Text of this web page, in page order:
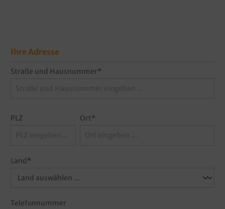
Ihre Adresse
Straße und Hausnummer*
PLZ Ort*
Land*
Telefonnummer